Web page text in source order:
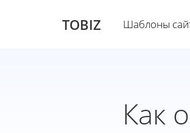
TOBIZ Шаблоны
Как